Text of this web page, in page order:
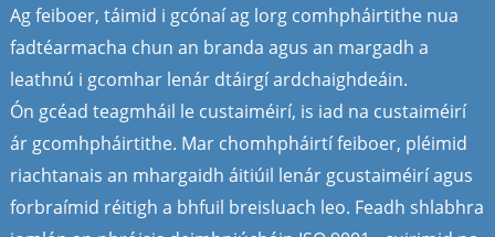
Ag feiboer, táimid i gcónaí ag lorg comhpháirtithe nua
fadtéarmacha chun an branda agus an margadh a
leathnú i gcomhar lenár dtáirgí ardchaighdeáin.
Ón gcéad teagmháil le custaiméirí, is iad na custaiméirí
ár gcomhpháirtithe. Mar chomhpháirtí feiboer, pléimid
riachtanais an mhargaidh áitiúil lenár gcustaiméirí agus
forbraímid réitigh a bhfuil breisluach leo. Feadh shlabhra